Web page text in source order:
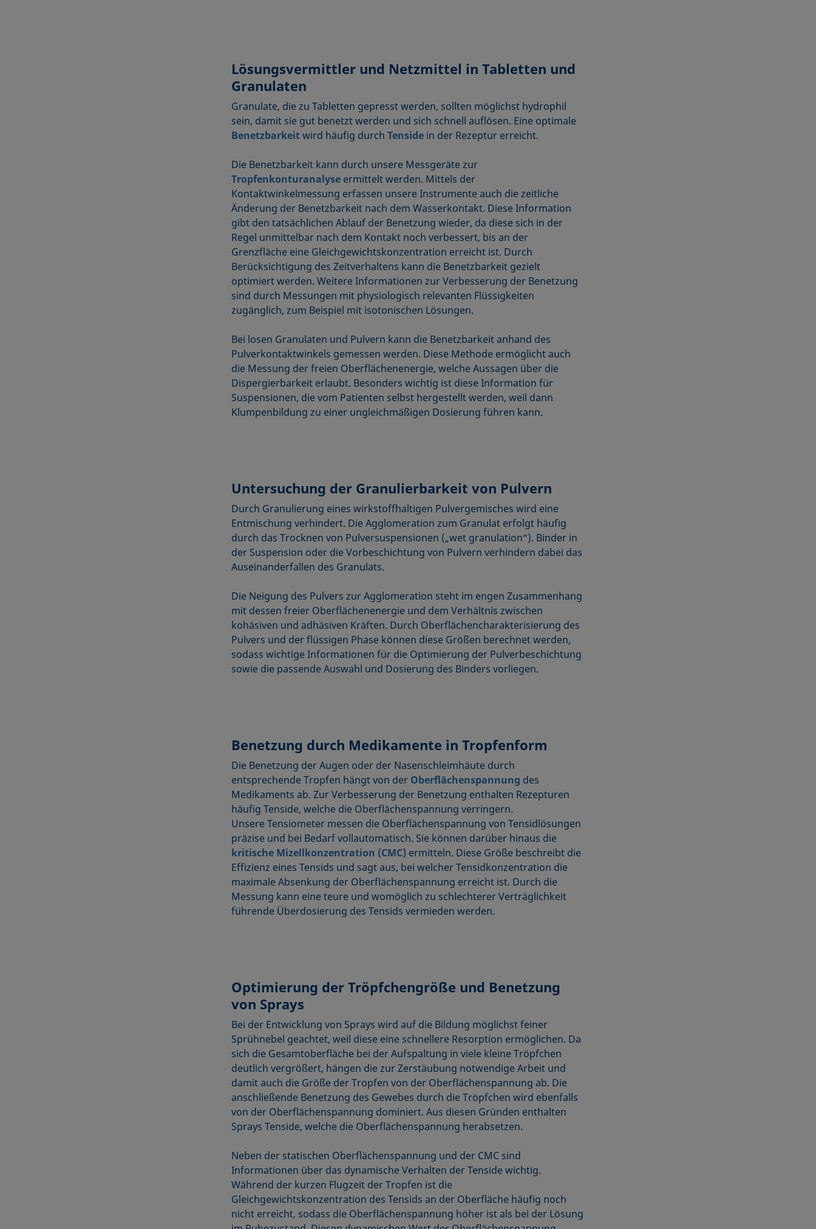
Lösungsvermittler und Netzmittel in Tabletten und
Granulaten
Granulate, die zu Tabletten gepresst werden, sollten möglichst hydrophil
sein, damit sie gut benetzt werden und sich schnell auflösen. Eine optimale
Benetzbarkeitwird häufig durch Tensidein der Rezeptur erreicht.
Die Benetzbarkeit kann durch unsere Messgeräte zur
Tropfenkonturanalyseermittelt werden. Mittels der
Kontaktwinkelmessung erfassen unsere Instrumente auch die zeitliche
Änderung der Benetzbarkeit nach dem Wasserkontakt. Diese Information
gibt den tatsächlichen Ablauf der Benetzung wieder, da diese sich in der
Regel unmittelbar nach dem Kontakt noch verbessert, bis an der
Grenzfläche eine Gleichgewichtskonzentration erreicht ist. Durch
Berücksichtigung des Zeitverhaltens kann die Benetzbarkeit gezielt
optimiert werden. Weitere Informationen zur Verbesserung der Benetzung
sind durch Messungen mit physiologisch relevanten Flüssigkeiten
zugänglich, zum Beispiel mit isotonischen Lösungen.
Bei losen Granulaten und Pulvern kann die Benetzbarkeit anhand des
Pulverkontaktwinkels gemessen werden. Diese Methode ermöglicht auch
die Messung der freien Oberflächenenergie, welche Aussagen über die
Dispergierbarkeit erlaubt. Besonders wichtig ist diese Information für
Suspensionen, die vom Patienten selbst hergestellt werden, weil dann
Klumpenbildung zu einer ungleichmäßigen Dosierung führen kann.
Untersuchung der Granulierbarkeit von Pulvern
Durch Granulierung eines wirkstoffhaltigen Pulvergemisches wird eine
Entmischung verhindert. Die Agglomeration zum Granulat erfolgt häufig
durch das Trocknen von Pulversuspensionen („wet granulation“). Binder in
der Suspension oder die Vorbeschichtung von Pulvern verhindern dabei das
Auseinanderfallen des Granulats.
Die Neigung des Pulvers zur Agglomeration steht im engen Zusammenhang
mit dessen freier Oberflächenenergie und dem Verhältnis zwischen
kohäsiven und adhäsiven Kräften. Durch Oberflächencharakterisierung des
Pulvers und der flüssigen Phase können diese Größen berechnet werden,
sodass wichtige Informationen für die Optimierung der Pulverbeschichtung
sowie die passende Auswahl und Dosierung des Binders vorliegen.
Benetzung durch Medikamente in Tropfenform
Die Benetzung der Augen oder der Nasenschleimhäute durch
entsprechende Tropfen hängt von der Oberflächenspannung des
Medikaments ab. Zur Verbesserung der Benetzung enthalten Rezepturen
häufig Tenside, welche die Oberflächenspannung verringern.
Unsere Tensiometer messen die Oberflächenspannung von Tensidlösungen
präzise und bei Bedarf vollautomatisch. Sie können darüber hinaus die
kritische Mizellkonzentration (CMC) ermitteln. Diese Größe beschreibt die
Effizienz eines Tensids und sagt aus, bei welcher Tensidkonzentration die
maximale Absenkung der Oberflächenspannung erreicht ist. Durch die
Messung kann eine teure und womöglich zu schlechterer Verträglichkeit
führende Überdosierung des Tensids vermieden werden.
Optimierung der Tröpfchengröße und Benetzung
von Sprays
Bei der Entwicklung von Sprays wird auf die Bildung möglichst feiner
Sprühnebel geachtet, weil diese eine schnellere Resorption ermöglichen. Da
sich die Gesamtoberfläche bei der Aufspaltung in viele kleine Tröpfchen
deutlich vergrößert, hängen die zur Zerstäubung notwendige Arbeit und
damit auch die Größe der Tropfen von der Oberflächenspannung ab. Die
anschließende Benetzung des Gewebes durch die Tröpfchen wird ebenfalls
von der Oberflächenspannung dominiert. Aus diesen Gründen enthalten
Sprays Tenside, welche die Oberflächenspannung herabsetzen.
Neben der statischen Oberflächenspannung und der CMC sind
Informationen über das dynamische Verhalten der Tenside wichtig.
Während der kurzen Flugzeit der Tropfen ist die
Gleichgewichtskonzentration des Tensids an der Oberfläche häufig noch
nicht erreicht, sodass die Oberflächenspannung höher ist als bei der Lösung